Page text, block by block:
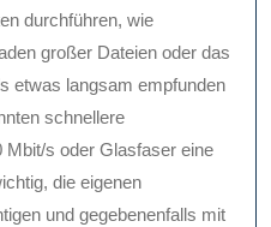
durchführen, wie
großer Dateien oder das
etwas langsam empfunden
schnellere
Mbit/s oder Glasfaser eine
die eigenen
und gegebenenfalls mit